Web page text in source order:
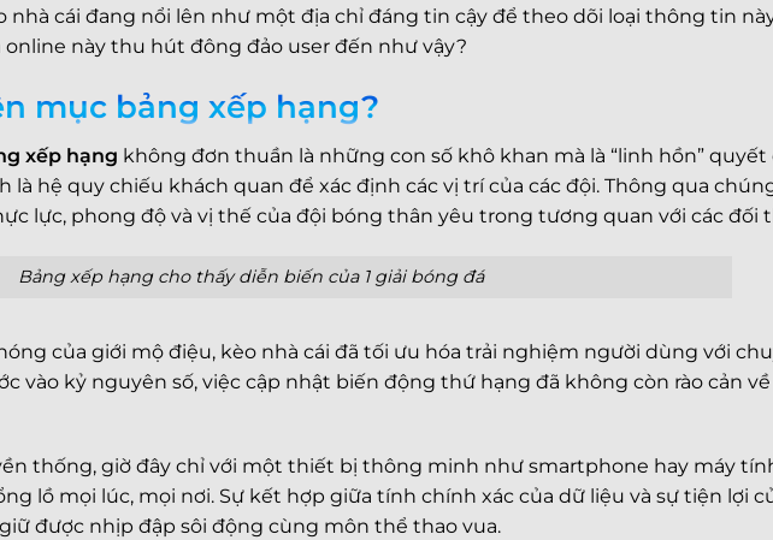
nhà cái đang nổi lên như một địa chỉ đáng tin cậy để theo dõi loại thông tin
này thu hút đông đảo user đến như vậy?
mục bảng xếp hạng?
xếp hạng không đơn thuần là những con số khô khan mà là “linh hồn” quyết
là hệ quy chiếu khách quan để xác định các vị trí của các đội. Thông qua
lực, phong độ và vị thế của đội bóng thân yêu trong tương quan với các đối
Bảng xếp hạng cho thấy diễn biến của 1 giải bóng đá
của giới mộ điệu, kèo nhà cái đã tối ưu hóa trải nghiệm người dùng với
vào kỷ nguyên số, việc cập nhật biến động thứ hạng đã không còn rào cản
thống, giờ đây chỉ với một thiết bị thông minh như smartphone hay máy
lồ mọi lúc, mọi nơi. Sự kết hợp giữa tính chính xác của dữ liệu và sự tiện lợi
được nhịp đập sôi động cùng môn thể thao vua.